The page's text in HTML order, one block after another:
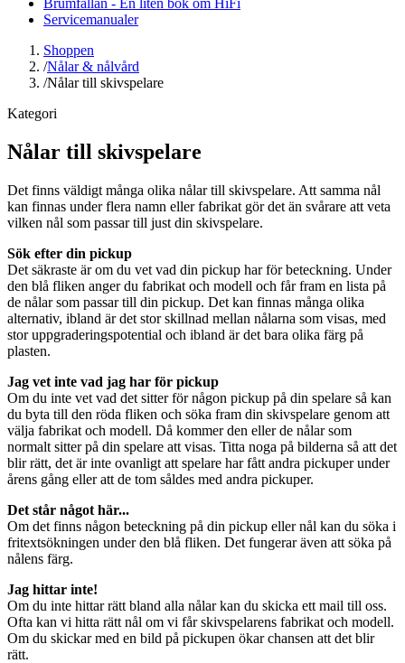
Servicemanualer
Shoppen
/Nålar & nålvård
/Nålar till skivspelare
Kategori
Nålar till skivspelare
Det finns väldigt många olika nålar till skivspelare. Att samma nål
kan finnas under flera namn eller fabrikat gör det än svårare att veta
vilken nål som passar till just din skivspelare.
Sök efter din pickup
Det säkraste är om du vet vad din pickup har för beteckning. Under
den blå fliken anger du fabrikat och modell och får fram en lista på
de nålar som passar till din pickup. Det kan finnas många olika
alternativ, ibland är det stor skillnad mellan nålarna som visas, med
stor uppgraderingspotential och ibland är det bara olika färg på
plasten.
Jag vet inte vad jag har för pickup
Om du inte vet vad det sitter för någon pickup på din spelare så kan
du byta till den röda fliken och söka fram din skivspelare genom att
välja fabrikat och modell. Då kommer den eller de nålar som
normalt sitter på din spelare att visas. Titta noga på bilderna så att det
blir rätt, det är inte ovanligt att spelare har fått andra pickuper under
årens gång eller att de tom såldes med andra pickuper.
Det står något här...
Om det finns någon beteckning på din pickup eller nål kan du söka i
fritextsökningen under den blå fliken. Det fungerar även att söka på
nålens färg.
Jag hittar inte!
Om du inte hittar rätt bland alla nålar kan du skicka ett mail till oss.
Ofta kan vi hitta rätt nål om vi får skivspelarens fabrikat och modell.
Om du skickar med en bild på pickupen ökar chansen att det blir
rätt.